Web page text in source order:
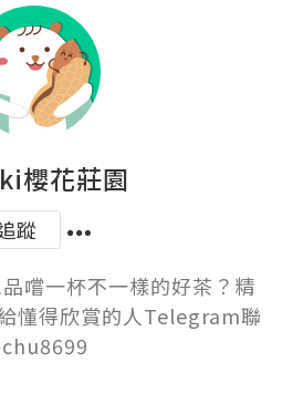
櫻花莊園
蹤
嚐一杯不一樣的好茶？精
懂得欣賞的人Telegram聯